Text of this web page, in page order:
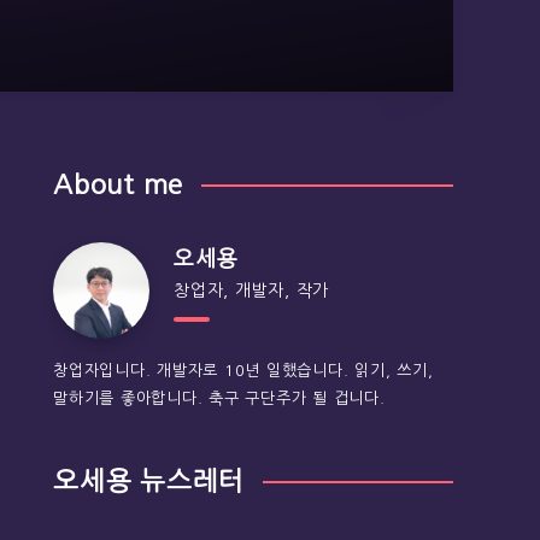
About me
오세용
창업자, 개발자, 작가
창업자입니다. 개발자로 10년 일했습니다. 읽기, 쓰기,
말하기를 좋아합니다. 축구 구단주가 될 겁니다.
오세용 뉴스레터